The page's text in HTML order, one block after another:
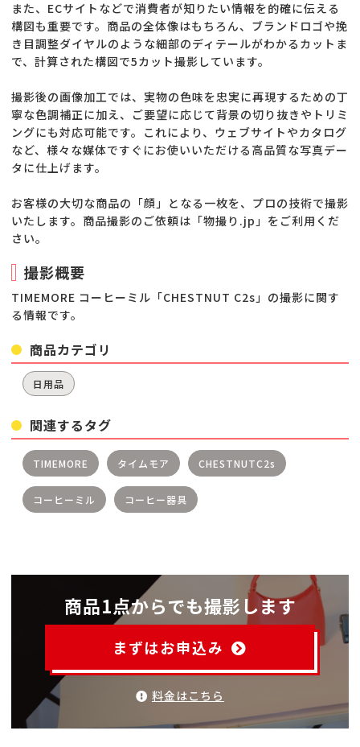
また、ECサイトなどで消費者が知りたい情報を的確に伝える
構図も重要です。商品の全体像はもちろん、ブランドロゴや挽
き目調整ダイヤルのような細部のディテールがわかるカットま
で、計算された構図で5カット撮影しています。
撮影後の画像加工では、実物の色味を忠実に再現するための丁
寧な色調補正に加え、ご要望に応じて背景の切り抜きやトリミ
ングにも対応可能です。これにより、ウェブサイトやカタログ
など、様々な媒体ですぐにお使いいただける高品質な写真デー
タに仕上げます。
お客様の大切な商品の「顔」となる一枚を、プロの技術で撮影
いたします。商品撮影のご依頼は「物撮り.jp」をご利用くだ
さい。
撮影概要
TIMEMORE コーヒーミル「CHESTNUT C2s」の撮影に関す
る情報です。
商品カテゴリ
日用品
関連するタグ
TIMEMORE タイムモア CHESTNUTC2s
コーヒーミル コーヒー器具
商品1点からでも撮影します
まずはお申込み
料金はこちら